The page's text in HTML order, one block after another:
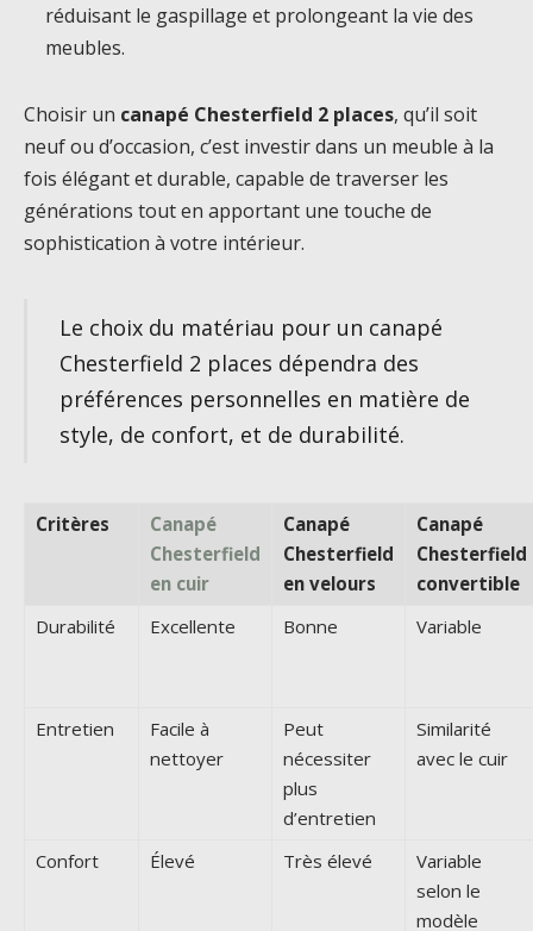
réduisant le gaspillage et prolongeant la vie des
meubles.
Choisir un canapé Chesterfield 2 places, qu’il soit
neuf ou d’occasion, c’est investir dans un meuble à la
fois élégant et durable, capable de traverser les
générations tout en apportant une touche de
sophistication à votre intérieur.
Le choix du matériau pour un canapé
Chesterfield 2 places dépendra des
préférences personnelles en matière de
style, de confort, et de durabilité.
Critères
Canapé
Chesterfield
en cuir
Canapé
Chesterfield
en velours
Canapé
Chesterfield
convertible
Durabilité
Excellente Bonne Variable
Entretien
Facile à
nettoyer
Peut
nécessiter
plus
d’entretien
Similarité
avec le cuir
Confort Élevé Très élevé
Variable
selon le
modèle